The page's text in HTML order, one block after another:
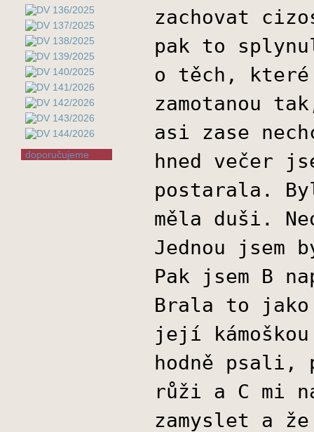
doporučujeme
zachovat
pak to
o těch,
zamotanou
asi zase
hned večer
postarala.
měla duši.
Jednou jsem
Pak jsem B
Brala to jako
její
hodně psali,
růži a C mi
zamyslet a